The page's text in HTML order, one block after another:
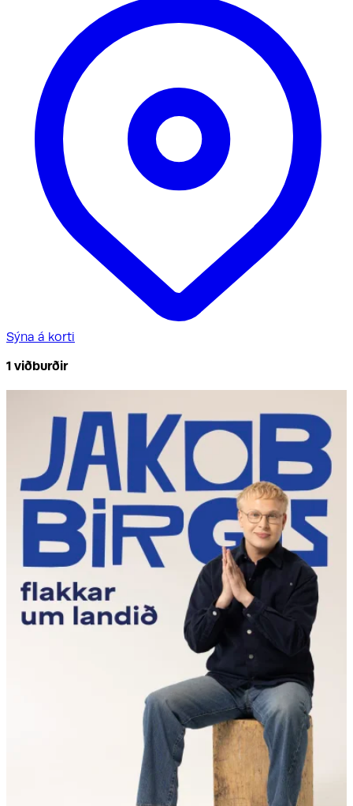
Sýna á korti
1 viðburðir